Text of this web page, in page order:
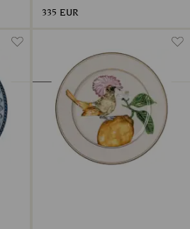
335 EUR